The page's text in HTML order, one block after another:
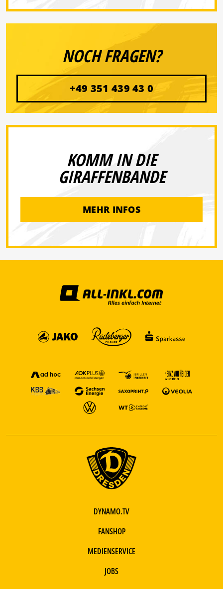
NOCH FRAGEN?
+49 351 439 43 0
KOMM IN DIE
GIRAFFENBANDE
MEHR INFOS
DYNAMO.TV
FANSHOP
MEDIENSERVICE
JOBS